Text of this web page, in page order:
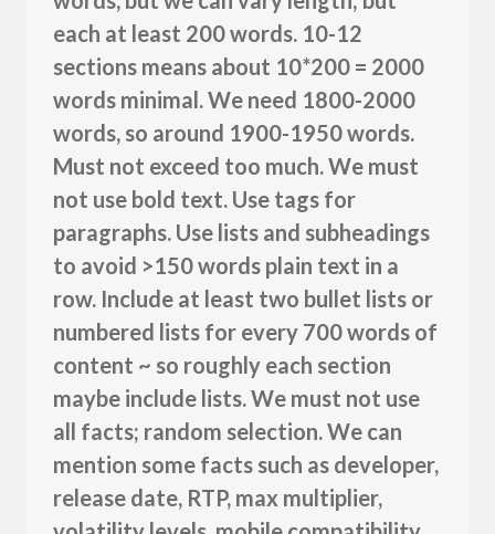
each at least 200 words. 10-12
sections means about 10*200 = 2000
words minimal. We need 1800-2000
words, so around 1900-1950 words.
Must not exceed too much. We must
not use bold text. Use tags for
paragraphs. Use lists and subheadings
to avoid >150 words plain text in a
row. Include at least two bullet lists or
numbered lists for every 700 words of
content ~ so roughly each section
maybe include lists. We must not use
all facts; random selection. We can
mention some facts such as developer,
release date, RTP, max multiplier,